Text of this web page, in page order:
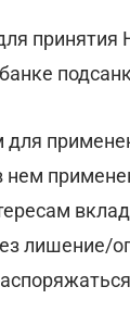
нем
лишение/